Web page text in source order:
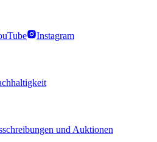
Instagram
und Auktionen